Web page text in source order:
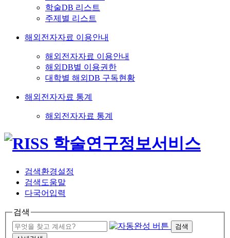
학술DB 리스트
주제별 리스트
해외전자자료 이용안내
해외전자자료 이용안내
해외DB별 이용권한
대학별 해외DB 구독현황
해외전자자료 통계
해외전자자료 통계
검색환경설정
검색도움말
다국어입력
검색
검색